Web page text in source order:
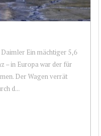
Ein mächtiger 5,6
– in Europa war der für
Der Wagen verrät
d...